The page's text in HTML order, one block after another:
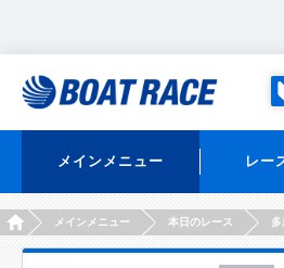
メインメニュー レー
HOMEメインメニュー 本日のレース